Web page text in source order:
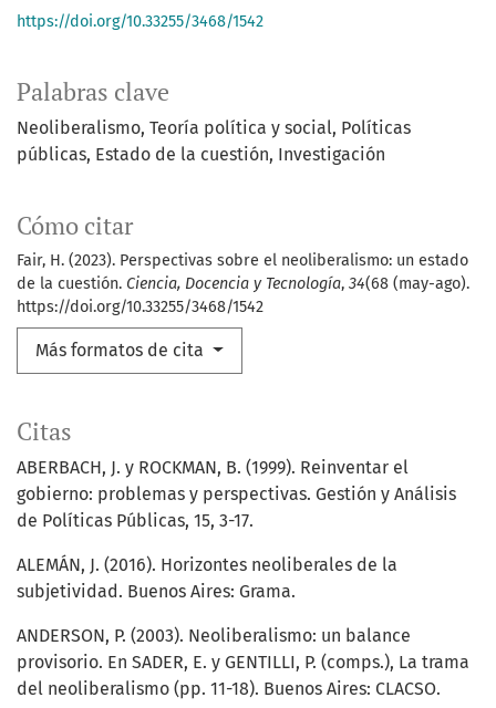
Palabras clave
Neoliberalismo Teoría política y social Políticas
públicas Estado de la cuestión Investigación
Cómo citar
Fair, H. (2023). Perspectivas sobre el neoliberalismo: un estado
de la cuestión. Ciencia, Docencia y Tecnología, 34(68 (may-ago).
https://doi.org/10.33255/3468/1542
Más formatos de cita
https://doi.org/10.33255/3468/1542
Citas
ABERBACH, J. y ROCKMAN, B. (1999). Reinventar el
gobierno: problemas y perspectivas. Gestión y Análisis
de Políticas Públicas, 15, 3-17.
ALEMÁN, J. (2016). Horizontes neoliberales de la
subjetividad. Buenos Aires: Grama.
ANDERSON, P. (2003). Neoliberalismo: un balance
provisorio. En SADER, E. y GENTILLI, P. (comps.), La trama
del neoliberalismo (pp. 11-18). Buenos Aires: CLACSO.